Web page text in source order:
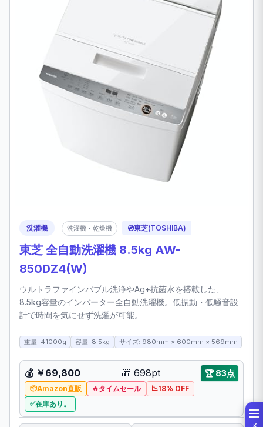
洗濯機 洗濯機・乾燥機 💿東芝(TOSHIBA)
東芝 全自動洗濯機 8.5kg AW-
850DZ4(W)
ウルトラファインバブル洗浄やAg+抗菌水を搭載した、
8.5kg容量のインバーター全自動洗濯機。低振動・低騒音設
計で時間を気にせず洗濯が可能。
重量: 41000g 容量: 8.5kg サイズ: 980mm × 600mm × 569mm
💰 ￥69,800 🎁 698pt 🏆83点
Amazon直販 タイムセール
18% OFF
在庫あり。